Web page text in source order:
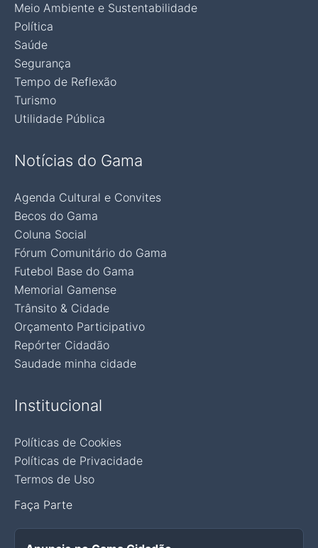
Meio Ambiente e Sustentabilidade
Política
Saúde
Segurança
Tempo de Reflexão
Turismo
Utilidade Pública
Notícias do Gama
Agenda Cultural e Convites
Becos do Gama
Coluna Social
Fórum Comunitário do Gama
Futebol Base do Gama
Memorial Gamense
Trânsito & Cidade
Orçamento Participativo
Repórter Cidadão
Saudade minha cidade
Institucional
Políticas de Cookies
Políticas de Privacidade
Termos de Uso
Faça Parte